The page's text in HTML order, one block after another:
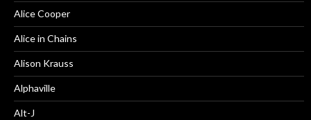
Alice Cooper
Alice in Chains
Alison Krauss
Alphaville
Alt-J